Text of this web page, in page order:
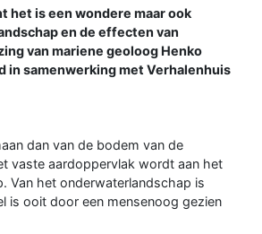
het is een wondere maar ook
en de effecten van
van mariene geoloog Henko
in samenwerking met Verhalenhuis
dan van de bodem van de
vaste aardoppervlak wordt aan het
Van het onderwaterlandschap is
is ooit door een mensenoog gezien